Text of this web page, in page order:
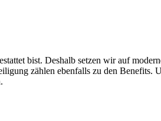
bist. Deshalb setzen wir auf
zählen eben­falls zu den